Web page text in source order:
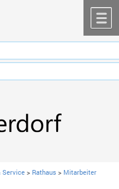
Service> Rathaus > Mitarbeiter